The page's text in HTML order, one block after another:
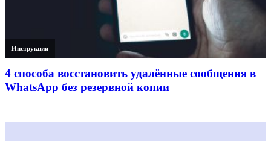
Инструкции
4 способа восстановить удалённые сообщения в
WhatsApp без резервной копии